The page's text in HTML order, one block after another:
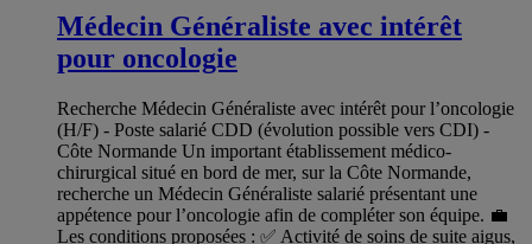
Médecin Généraliste avec intérêt
pour oncologie
Recherche Médecin Généraliste avec intérêt pour l’oncologie
(H/F) - Poste salarié CDD (évolution possible vers CDI) -
Côte Normande Un important établissement médico-
chirurgical situé en bord de mer, sur la Côte Normande,
recherche un Médecin Généraliste salarié présentant une
appétence pour l’oncologie afin de compléter son équipe. 💼
Les conditions proposées : ✅ Activité de soins de suite aigus,